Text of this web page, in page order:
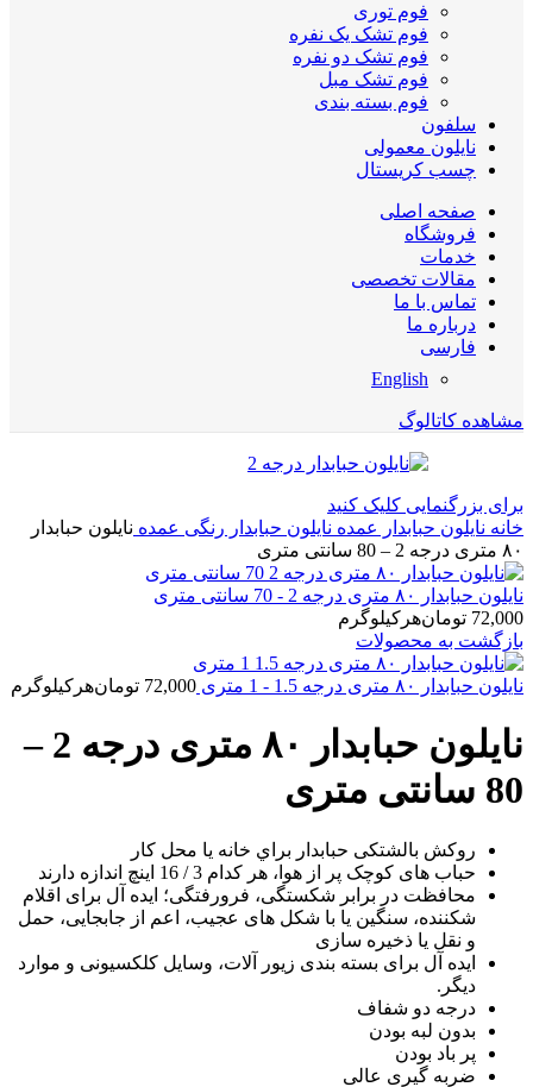
فوم توری
فوم تشک یک نفره
فوم تشک دو نفره
فوم تشک مبل
فوم بسته بندی
سلفون
نایلون معمولی
چسب کریستال
صفحه اصلی
فروشگاه
خدمات
مقالات تخصصی
تماس با ما
درباره ما
فارسی
English
مشاهده کاتالوگ
برای بزرگنمایی کلیک کنید
خانه نایلون حبابدار عمده نایلون حبابدار رنگی عمده نایلون حبابدار
۸۰ متری درجه 2 – 80 سانتی متری
نایلون حبابدار ۸۰ متری درجه 2 - 70 سانتی متری
72,000 تومانهرکیلوگرم
بازگشت به محصولات
نایلون حبابدار ۸۰ متری درجه 1.5 - 1 متری 72,000 تومانهرکیلوگرم
نایلون حبابدار ۸۰ متری درجه 2 –
80 سانتی متری
روکش بالشتکی حبابدار براي خانه يا محل کار
حباب های کوچک پر از هوا، هر کدام 3 / 16 اينچ اندازه دارند
محافظت در برابر شکستگی، فرورفتگی؛ ايده آل برای اقلام
شکننده، سنگين يا با شکل های عجيب، اعم از جابجايی، حمل
و نقل يا ذخيره سازی
ایده آل برای بسته بندی زیور آلات، وسایل کلکسیونی و موارد
دیگر.
درجه دو شفاف
بدون لبه بودن
پر باد بودن
ضربه گیری عالی